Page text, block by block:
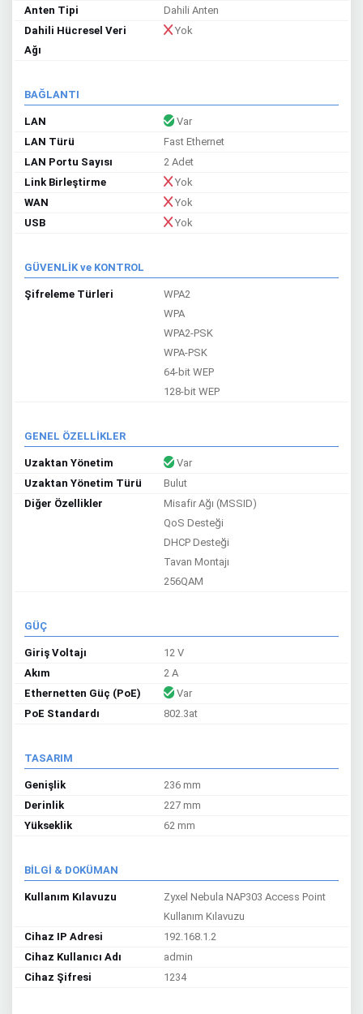
Anten Tipi
Dahili Anten
Dahili Hücresel Veri
Ağı
Yok
BAĞLANTI
LAN
Var
LAN Türü
Fast Ethernet
LAN Portu Sayısı
2 Adet
Link Birleştirme
Yok
WAN
Yok
USB
Yok
GÜVENLİK ve KONTROL
Şifreleme Türleri
WPA2
WPA
WPA2-PSK
WPA-PSK
64-bit WEP
128-bit WEP
GENEL ÖZELLİKLER
Uzaktan Yönetim
Var
Uzaktan Yönetim Türü
Bulut
Diğer Özellikler
Misafir Ağı (MSSID)
QoS Desteği
DHCP Desteği
Tavan Montajı
256QAM
GÜÇ
Giriş Voltajı
12 V
Akım
2 A
Ethernetten Güç (PoE)
Var
PoE Standardı
802.3at
TASARIM
Genişlik
236 mm
Derinlik
227 mm
Yükseklik
62 mm
BİLGİ & DOKÜMAN
Kullanım Kılavuzu
Zyxel Nebula NAP303 Access Point
Kullanım Kılavuzu
Cihaz IP Adresi
192.168.1.2
Cihaz Kullanıcı Adı
admin
Cihaz Şifresi
1234